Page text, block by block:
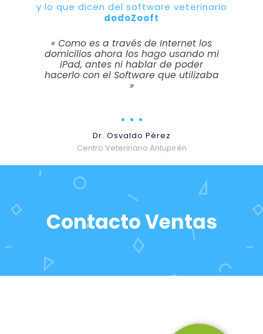
y lo que dicen del software veterinario
dodoZooft
« Como es a través de Internet los
domicilios ahora los hago usando mi
iPad, antes ni hablar de poder
hacerlo con el Software que utilizaba
»
Dr. Osvaldo Pérez
Centro Veterinario Antupirén
Contacto Ventas